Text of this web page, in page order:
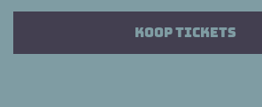
Koop tickets